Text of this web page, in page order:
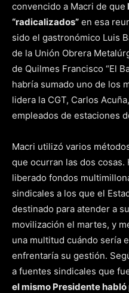
convencido a Macri de que
“radicalizados” en esa
sido el gastronómico Luis
de la Unión Obrera
de Quilmes Francisco “El
habría sumado uno de los
lidera la CGT, Carlos
empleados de estaciones
Macri utilizó varios
que ocurran las dos cosas.
liberado fondos
sindicales a los que el
destinado para atender a
movilización el martes, y
una multitud cuándo sería
enfrentaría su gestión.
a fuentes sindicales que
el mismo Presidente